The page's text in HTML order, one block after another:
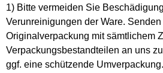
1) Bitte vermeiden Sie
Verunreinigungen der Ware.
Originalverpackung mit sämtlichem
Verpackungsbestandteilen an uns
ggf. eine schützende